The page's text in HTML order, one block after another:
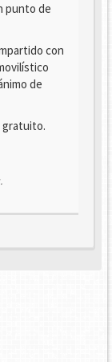
punto de
con
de
gratuito.